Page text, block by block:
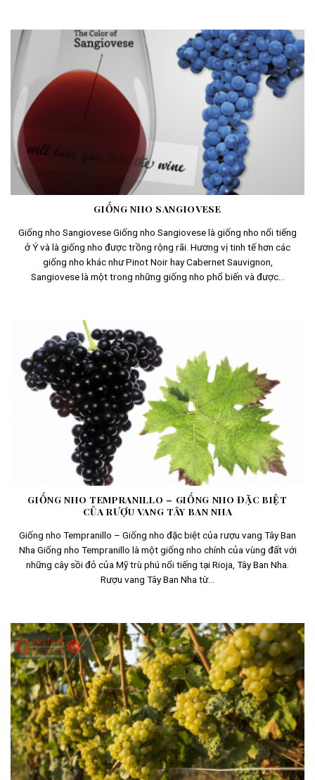
GIỐNG NHO SANGIOVESE
Giống nho Sangiovese Giống nho Sangiovese là giống nho nổi tiếng
ở Ý và là giống nho được trồng rộng rãi. Hương vị tinh tế hơn các
giống nho khác như Pinot Noir hay Cabernet Sauvignon,
Sangiovese là một trong những giống nho phổ biến và được...
GIỐNG NHO TEMPRANILLO – GIỐNG NHO ĐẶC BIỆT
CỦA RƯỢU VANG TÂY BAN NHA
Giống nho Tempranillo – Giống nho đặc biệt của rượu vang Tây Ban
Nha Giống nho Tempranillo là một giống nho chính của vùng đất với
những cây sồi đỏ của Mỹ trù phú nổi tiếng tại Rioja, Tây Ban Nha.
Rượu vang Tây Ban Nha từ...